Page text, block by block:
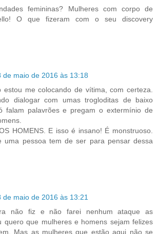
femininas? Mulheres com corpo de
O que fizeram com o seu discovery
de maio de 2016 às 13:18
estou me colocando de vítima, com certeza.
dialogar com umas trogloditas de baixo
falam palavrões e pregam o extermínio de
HOMENS. E isso é insano! É monstruoso.
uma pessoa tem de ser para pensar dessa
de maio de 2016 às 13:21
não fiz e não farei nenhum ataque as
quero que mulheres e homens sejam felizes
Mas as mulheres que estão aqui não se